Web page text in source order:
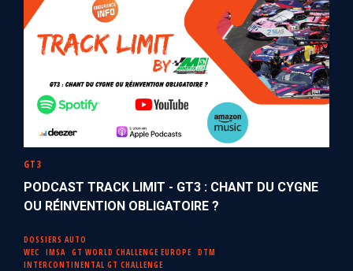
GT3
PODCAST TRACK LIMIT - GT3 : CHANT DU CYGNE
OU RÉINVENTION OBLIGATOIRE ?
DOSSIERS AUTO
WEC
IMSA GT WORLD CHALLENGE EUROPE
DTM
INTERCONTINENTAL GT CHALLENGE